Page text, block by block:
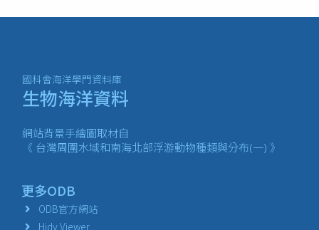
國科會海洋學門資料庫
生物海洋資料
網站背景手繪圖取材自
《 台灣周圍水域和南海北部浮游動物種類與分布(一) 》
更多ODB
ODB官方網站
Hidy Viewer